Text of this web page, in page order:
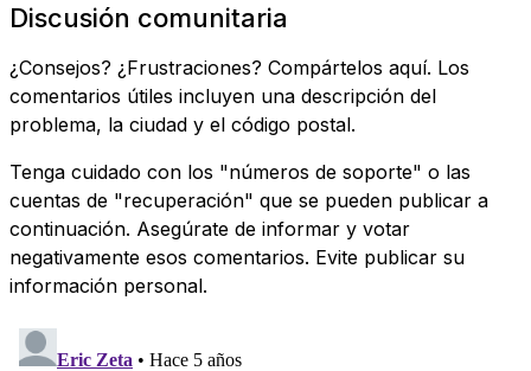
Discusión comunitaria
¿Consejos? ¿Frustraciones? Compártelos aquí. Los
comentarios útiles incluyen una descripción del
problema, la ciudad y el código postal.
Tenga cuidado con los "números de soporte" o las
cuentas de "recuperación" que se pueden publicar a
continuación. Asegúrate de informar y votar
negativamente esos comentarios. Evite publicar su
información personal.